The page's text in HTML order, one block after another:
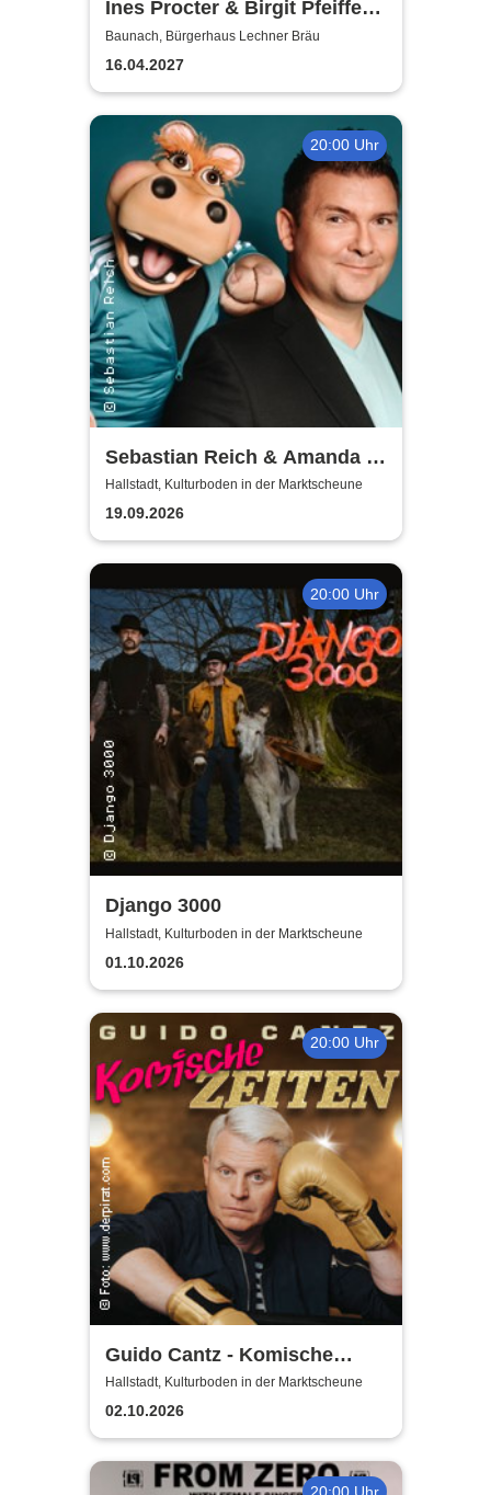
Ines Procter & Birgit Pfeiffer -
Schürzentreffen
Baunach, Bürgerhaus Lechner Bräu
16.04.2027
20:00 Uhr
Sebastian Reich & Amanda -
Purer Zufall
Hallstadt, Kulturboden in der Marktscheune
19.09.2026
20:00 Uhr
Django 3000
Hallstadt, Kulturboden in der Marktscheune
01.10.2026
20:00 Uhr
Guido Cantz - Komische
Zeiten | Das neue Programm
Hallstadt, Kulturboden in der Marktscheune
02.10.2026